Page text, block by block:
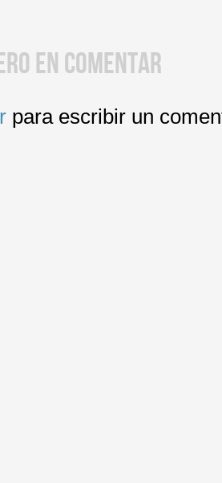
EN COMENTAR
para escribir un